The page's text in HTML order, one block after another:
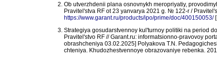
Ob utverzhdenii plana osnovnykh meropriyatiy,
Pravitel'stva RF ot 23 yanvarya 2021 g. № 122-r /
https://www.garant.ru/products/ipo/prime/doc/400150053/
Strategiya gosudarstvennoy kul'turnoy politiki na period
Pravitel'stvo RF // Garant.ru: informatsionno-pravovoy
obrashcheniya 03.02.2025] Polyakova T.N.
chteniya. Khudozhestvennoye obrazovaniye rebenka.